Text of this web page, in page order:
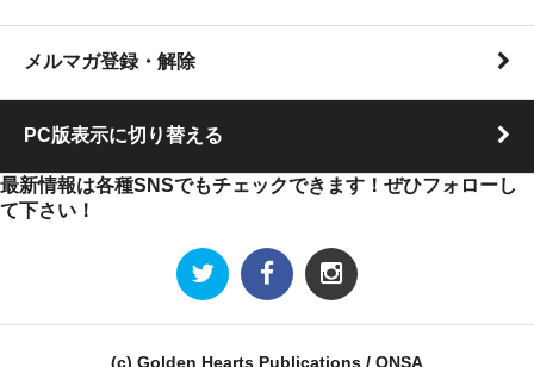
メルマガ登録・解除
PC版表示に切り替える
最新情報は各種SNSでもチェックできます！ぜひフォローし
て下さい！
(c) Golden Hearts Publications / ONSA